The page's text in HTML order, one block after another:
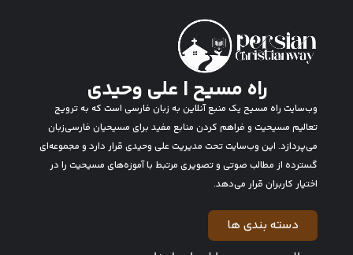
راه مسیح | علی وحیدی
وب‌سایت راه مسیح یک منبع آنلاین به زبان فارسی است که به ترویج
تعالیم مسیحیت و فراهم کردن منابع مفید برای مسیحیان فارسی‌زبان
می‌پردازد. این وب‌سایت تحت مدیریت علی وحیدی قرار دارد و مجموعه‌ای
گسترده از مطالب صوتی و تصویری مرتبط با آموزه‌های مسیحیت را در
اختیار کاربران قرار می‌دهد.
دسته بندی ها